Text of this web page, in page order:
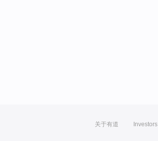
关于有道 Investors